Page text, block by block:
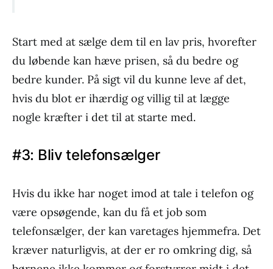
Start med at sælge dem til en lav pris, hvorefter
du løbende kan hæve prisen, så du bedre og
bedre kunder. På sigt vil du kunne leve af det,
hvis du blot er ihærdig og villig til at lægge
nogle kræfter i det til at starte med.
#3: Bliv telefonsælger
Hvis du ikke har noget imod at tale i telefon og
være opsøgende, kan du få et job som
telefonsælger, der kan varetages hjemmefra. Det
kræver naturligvis, at der er ro omkring dig, så